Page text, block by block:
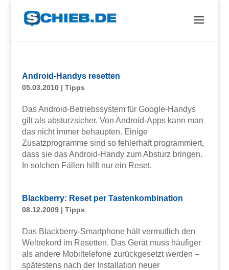
Android-Handys resetten
05.03.2010| Tipps
Das Android-Betriebssystem für Google-Handys
gilt als absturzsicher. Von Android-Apps kann man
das nicht immer behaupten. Einige
Zusatzprogramme sind so fehlerhaft programmiert,
dass sie das Android-Handy zum Absturz bringen.
In solchen Fällen hilft nur ein Reset.
Blackberry: Reset per Tastenkombination
08.12.2009| Tipps
Das Blackberry-Smartphone hält vermutlich den
Weltrekord im Resetten. Das Gerät muss häufiger
als andere Mobiltelefone zurückgesetzt werden –
spätestens nach der Installation neuer